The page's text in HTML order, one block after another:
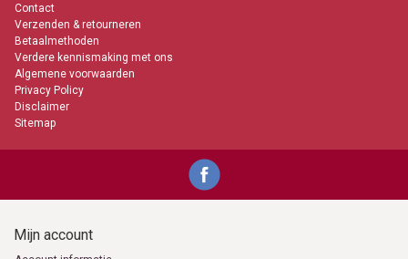
Contact
Verzenden & retourneren
Betaalmethoden
Verdere kennismaking met ons
Algemene voorwaarden
Privacy Policy
Disclaimer
Sitemap
Mijn account